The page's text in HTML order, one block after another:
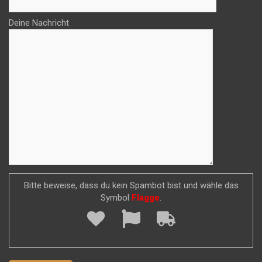
Deine Nachricht
Bitte beweise, dass du kein Spambot bist und wähle das
Symbol
Flagge.